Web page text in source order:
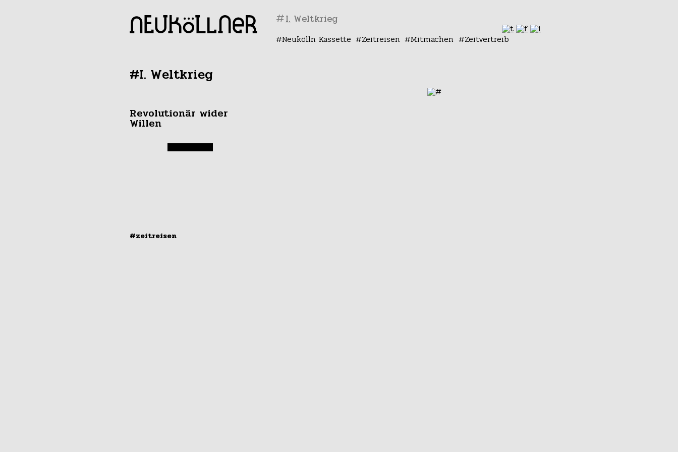
#
Neukölln Kassette Zeitreisen Mitmachen Zeitvertreib
#I. Weltkrieg
Revolutionär wider
Willen
#zeitreisen